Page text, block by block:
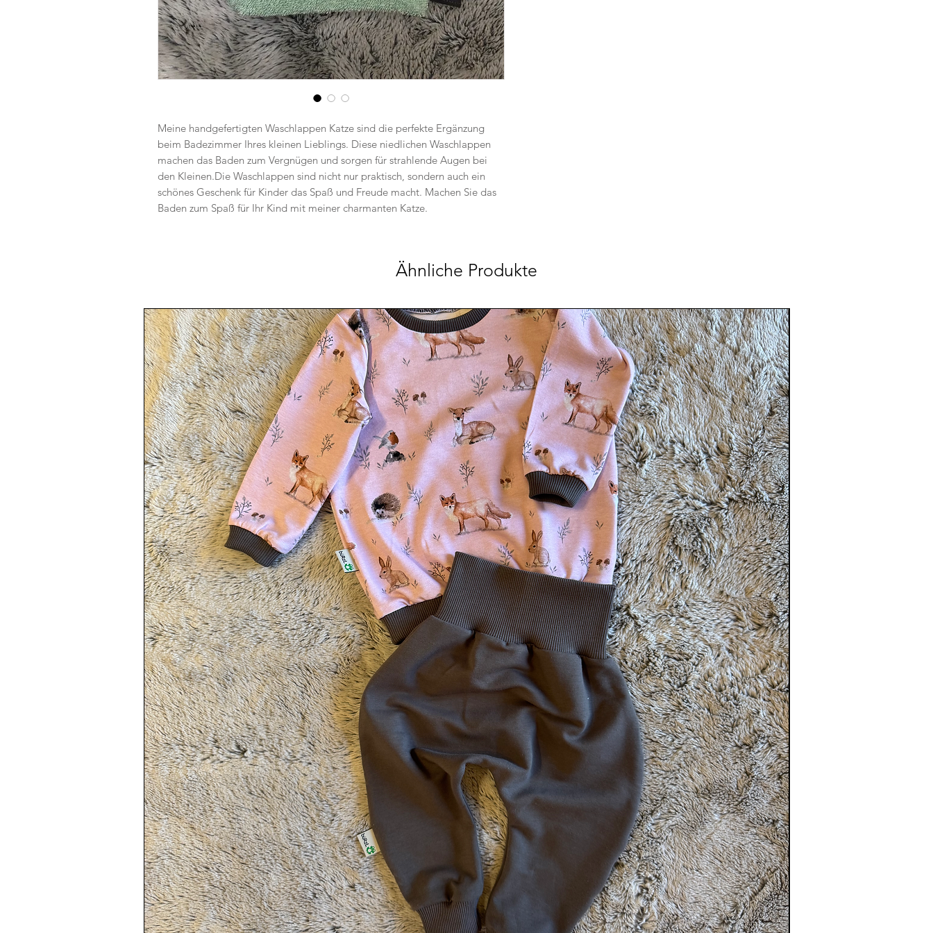
Meine handgefertigten Waschlappen Katze sind die perfekte Ergänzung
beim Badezimmer Ihres kleinen Lieblings. Diese niedlichen Waschlappen
machen das Baden zum Vergnügen und sorgen für strahlende Augen bei
den Kleinen.Die Waschlappen sind nicht nur praktisch, sondern auch ein
schönes Geschenk für Kinder das Spaß und Freude macht. Machen Sie das
Baden zum Spaß für Ihr Kind mit meiner charmanten Katze.
Ähnliche Produkte